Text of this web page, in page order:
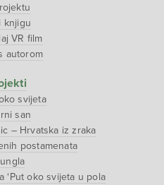
knjigu
VR film
autorom
svijeta
san
– Hrvatska iz zraka
postamenata
‘Put oko svijeta u pola